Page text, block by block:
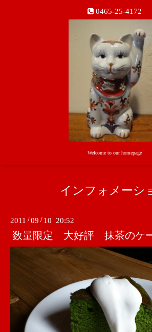
0465-25-4172
Welcome to our homepage
インフォメーシ
2011 /09 / 10 20:52
数量限定 大好評 抹茶のケ